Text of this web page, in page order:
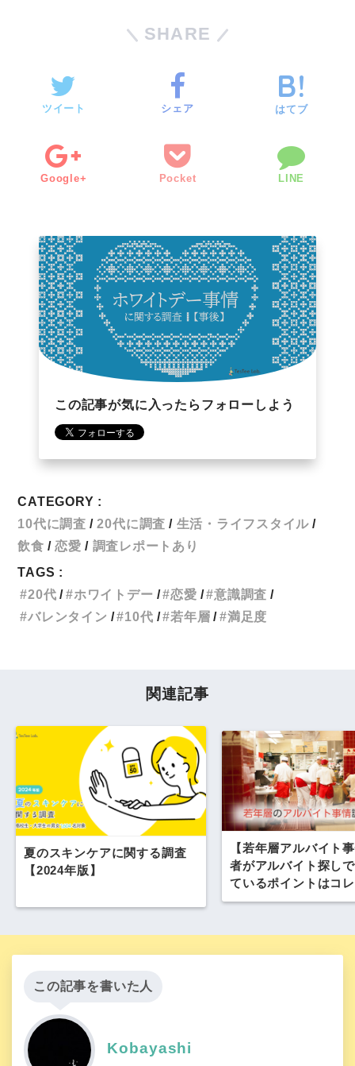
SHARE
ツイート シェア はてブ
Google+ Pocket LINE
この記事が気に入ったらフォローしよう
CATEGORY :
10代に調査
20代に調査
生活・ライフスタイル
飲食
恋愛
調査レポートあり
TAGS :
20代
ホワイトデー 恋愛
意識調査
バレンタイン
10代 若年層 満足度
関連記事
夏のスキンケアに関する調査
【2024年版】
【若年層アルバイト
者がアルバイト探し
ているポイントはコ
この記事を書いた人
Kobayashi